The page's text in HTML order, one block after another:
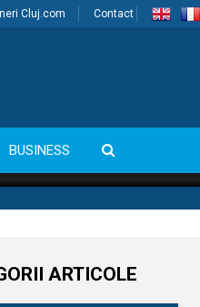
Cluj.com Contact
BUSINESS
ARTICOLE